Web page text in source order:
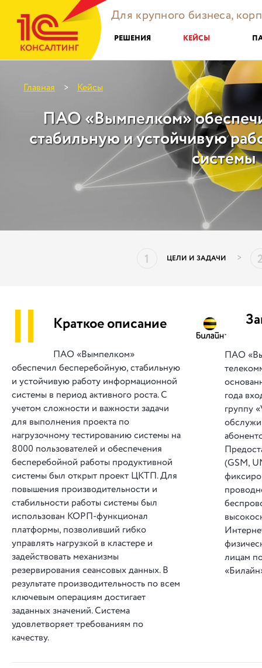
Для крупного бизнеса,
РЕШЕНИЯ КЕЙСЫ
Главная > Кейсы
ПАО «Вымпелком»
стабильную и устойчивую
системы
1 ЦЕЛИ И ЗАДАЧИ >
|| Краткое описание
ПАО «Вымпелком»
обеспечил бесперебойную, стабильную
и устойчивую работу информационной
системы в период активного роста. С
учетом сложности и важности задачи
для выполнения проекта по
нагрузочному тестированию системы на
8000 пользователей и обеспечения
бесперебойной работы продуктивной
системы был открыт проект ЦКТП. Для
повышения производительности и
стабильности работы системы был
использован КОРП-функционал
платформы, позволивший гибко
управлять нагрузкой в кластере и
задействовать механизмы
резервирования сеансовых данных. В
результате производительность по всем
ключевым операциям достигает
заданных значений. Система
удовлетворяет требованиям по
качеству.
ПАО
года
группу
(GSM,
лицам